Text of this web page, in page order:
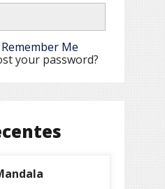
Remember Me
your password?